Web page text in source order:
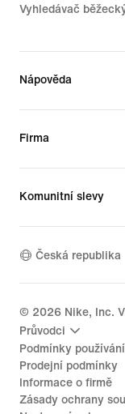
Vyhledávač
Nápověda
Firma
Komunitní slevy
Česká republika
© 2026 Nike, Inc.
Průvodci
Podmínky používání
Prodejní podmínky
Informace o firmě
Zásady ochrany